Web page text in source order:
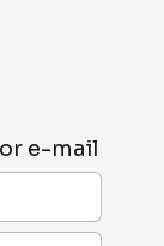
e-mail